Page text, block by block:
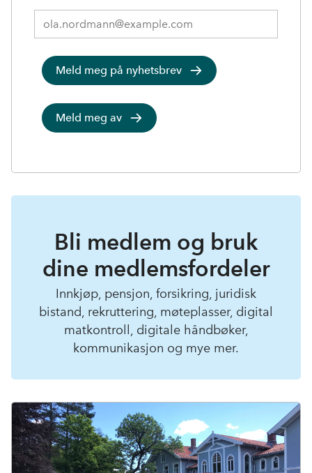
Meld
nyhetsbrev:
Meld meg på nyhetsbrev
Meld meg av
Bli medlem og bruk
dine medlemsfordeler
Innkjøp, pensjon, forsikring, juridisk
bistand, rekruttering, møteplasser, digital
matkontroll, digitale håndbøker,
kommunikasjon og mye mer.